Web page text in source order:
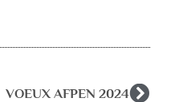
VOEUX AFPEN 2024